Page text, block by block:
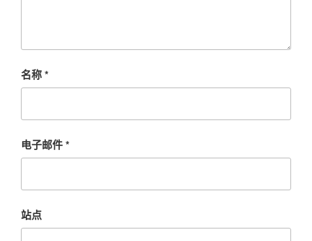
名称*
电子邮件*
站点